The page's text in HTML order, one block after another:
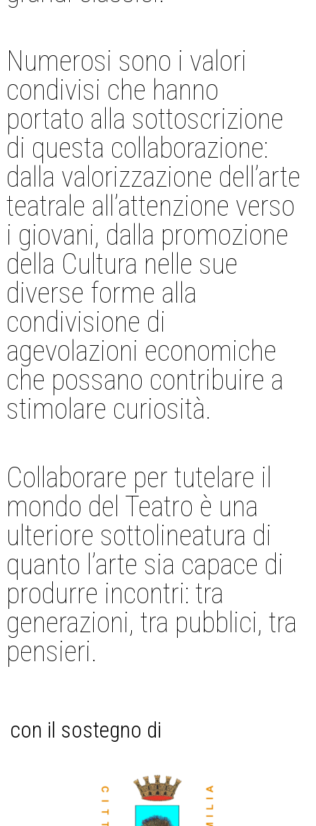
Numerosi sono i valori
condivisi che hanno
portato alla sottoscrizione
di questa collaborazione:
dalla valorizzazione dell’arte
teatrale all’attenzione verso
i giovani, dalla promozione
della Cultura nelle sue
diverse forme alla
condivisione di
agevolazioni economiche
che possano contribuire a
stimolare curiosità.
Collaborare per tutelare il
mondo del Teatro è una
ulteriore sottolineatura di
quanto l’arte sia capace di
produrre incontri: tra
generazioni, tra pubblici, tra
pensieri.
con il sostegno di